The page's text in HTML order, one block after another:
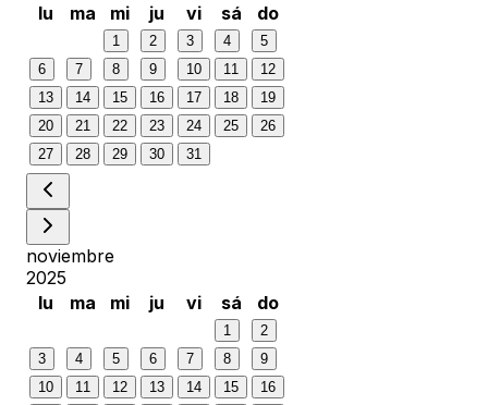
lu
ma mi ju vi sá do
1 2 3 4
5
6
7 8 9 10 11
12
13
14 15 16 17 18
19
20
21 22 23 24 25
26
27
28 29 30 31
noviembre
2025
lu
ma mi ju vi sá do
1
2
3
4 5 6 7 8
9
10
11 12 13 14 15
16